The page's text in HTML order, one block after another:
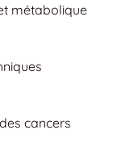
métabolique
cancers